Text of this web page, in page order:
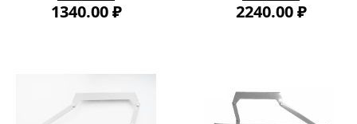
1340.00 ₽ 2240.00 ₽